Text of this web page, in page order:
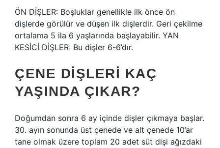
ÖN DİŞLER: Boşluklar genellikle ilk önce ön
dişlerde görülür ve düşen ilk dişlerdir. Geri çekilme
ortalama 5 ila 6 yaşlarında başlayabilir. YAN
KESİCİ DİŞLER: Bu dişler 6-6’dır.
ÇENE DIŞLERI KAÇ
YAŞINDA ÇIKAR?
Doğumdan sonra 6 ay içinde dişler çıkmaya başlar.
30. ayın sonunda üst çenede ve alt çenede 10’ar
tane olmak üzere toplam 20 adet süt dişi ağızdaki